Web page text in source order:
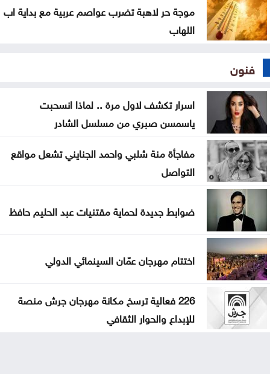
موجة حر لاهبة تضرب عواصم عربية مع بداية اب
اللهاب
فنون
اسرار تكشف لاول مرة .. لماذا انسحبت
ياسمسن صبري من مسلسل الشادر
مفاجأة منة شلبي واحمد الجنايني تشعل مواقع
التواصل
ضوابط جديدة لحماية مقتنيات عبد الحليم حافظ
اختتام مهرجان عمّان السينمائي الدولي
226 فعالية ترسخ مكانة مهرجان جرش منصة
للإبداع والحوار الثقافي